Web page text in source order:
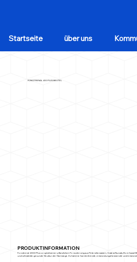
Startseite über uns
FONCITRENAL 400 PLUS BEUTEL
PRODUKTINFORMATION
Foncitrenal 4000 Plus sorgt mit seiner pflanzlichen Formulierung aus Petersiliensamen, Crateva Nurvala, Boerhavia
und schützt die gesunde Struktur der Harnwege. Es hat eine harntreibende, entzündungshemmende und